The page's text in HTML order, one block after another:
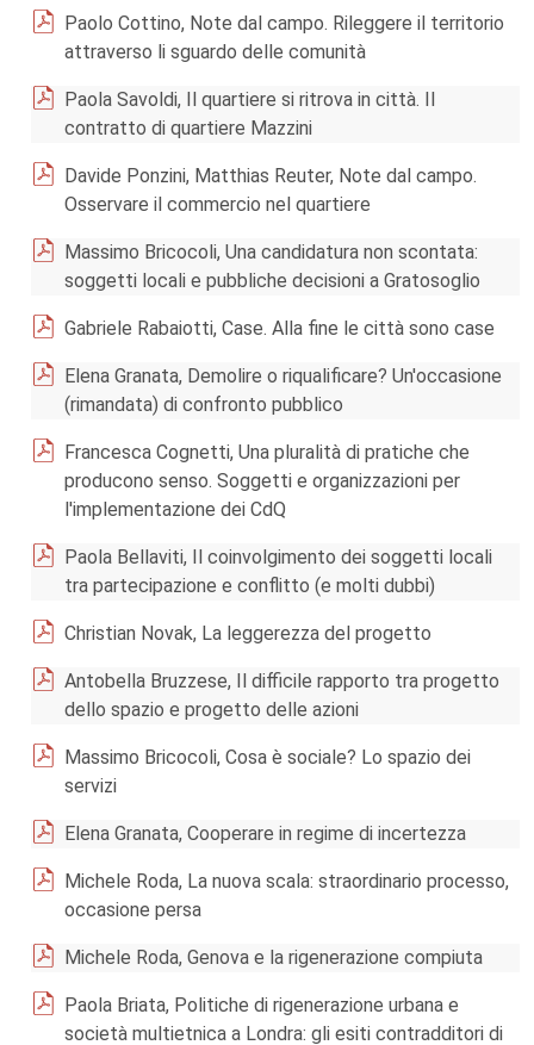
Paolo Cottino, Note dal campo. Rileggere il territorio
attraverso li sguardo delle comunità
Paola Savoldi, Il quartiere si ritrova in città. Il
contratto di quartiere Mazzini
Davide Ponzini, Matthias Reuter, Note dal campo.
Osservare il commercio nel quartiere
Massimo Bricocoli, Una candidatura non scontata:
soggetti locali e pubbliche decisioni a Gratosoglio
Gabriele Rabaiotti, Case. Alla fine le città sono case
Elena Granata, Demolire o riqualificare? Un'occasione
(rimandata) di confronto pubblico
Francesca Cognetti, Una pluralità di pratiche che
producono senso. Soggetti e organizzazioni per
l'implementazione dei CdQ
Paola Bellaviti, Il coinvolgimento dei soggetti locali
tra partecipazione e conflitto (e molti dubbi)
Christian Novak, La leggerezza del progetto
Antobella Bruzzese, Il difficile rapporto tra progetto
dello spazio e progetto delle azioni
Massimo Bricocoli, Cosa è sociale? Lo spazio dei
servizi
Elena Granata, Cooperare in regime di incertezza
Michele Roda, La nuova scala: straordinario processo,
occasione persa
Michele Roda, Genova e la rigenerazione compiuta
Paola Briata, Politiche di rigenerazione urbana e
società multietnica a Londra: gli esiti contradditori di